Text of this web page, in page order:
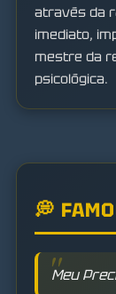
através da
imediato,
mestre da
psicológica.
💭
Meu